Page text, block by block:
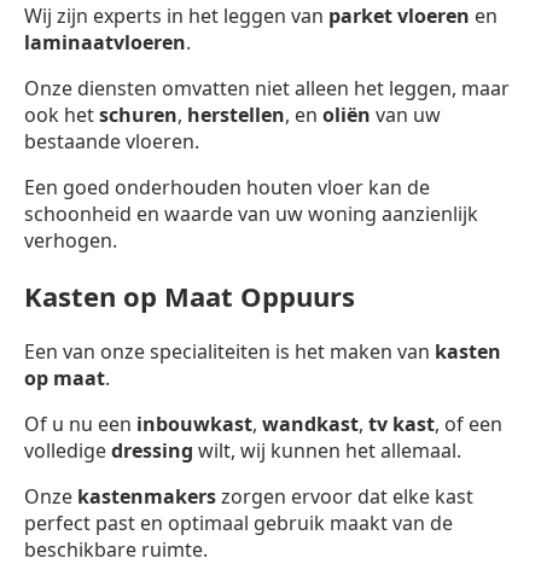
Wij zijn experts in het leggen van parket vloeren en
laminaatvloeren.
Onze diensten omvatten niet alleen het leggen, maar
ook hetschuren, herstellen, en oliën van uw
bestaande vloeren.
Een goed onderhouden houten vloer kan de
schoonheid en waarde van uw woning aanzienlijk
verhogen.
Kasten op Maat Oppuurs
Een van onze specialiteiten is het maken van kasten
op maat.
Of u nu een inbouwkast, wandkast, tv kast, of een
volledigedressing wilt, wij kunnen het allemaal.
Onze kastenmakerszorgen ervoor dat elke kast
perfect past en optimaal gebruik maakt van de
beschikbare ruimte.